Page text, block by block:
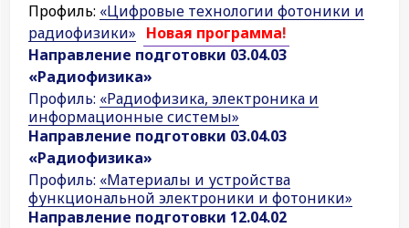
Профиль: «Цифровые технологии фотоники и
радиофизики» Новая программа!
Направление подготовки 03.04.03
«Радиофизика»
Профиль: «Радиофизика, электроника и
информационные системы»
Направление подготовки 03.04.03
«Радиофизика»
Профиль: «Материалы и устройства
функциональной электроники и фотоники»
Направление подготовки 12.04.02